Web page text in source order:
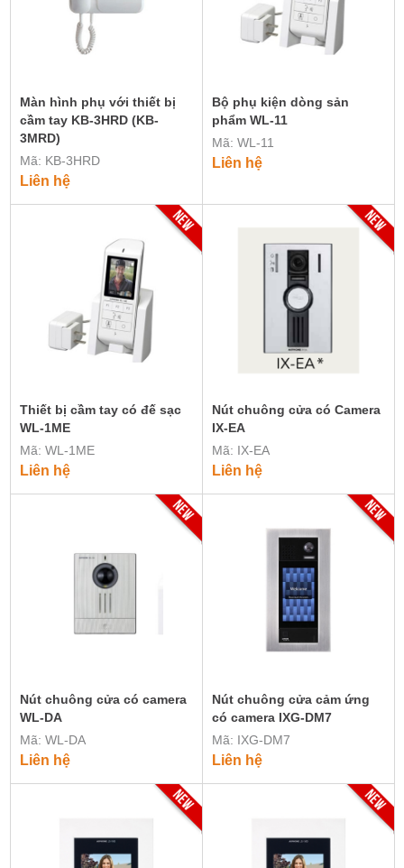
Màn hình phụ với thiết bị
cầm tay KB-3HRD (KB-
3MRD)
Mã: KB-3HRD
Liên hệ
Bộ phụ kiện dòng sản
phẩm WL-11
Mã: WL-11
Liên hệ
Thiết bị cầm tay có đế sạc
WL-1ME
Mã: WL-1ME
Liên hệ
Nút chuông cửa có Camera
IX-EA
Mã: IX-EA
Liên hệ
Nút chuông cửa có camera
WL-DA
Mã: WL-DA
Liên hệ
Nút chuông cửa cảm ứng
có camera IXG-DM7
Mã: IXG-DM7
Liên hệ